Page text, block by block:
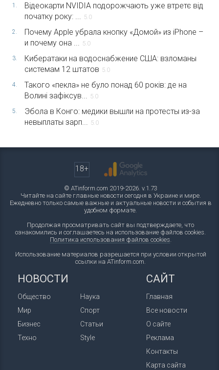
1.
Відеокарти NVIDIA подорожчають уже втретє від
початку року: ...
5.0
2.
Почему Apple убрала кнопку «Домой» из iPhone –
и почему она ...
5.0
3.
Кибератаки на водоснабжение США: взломаны
системам 12 штатов 5.0
4.
Такого «пекла» не було понад 60 років: де на
Волині зафіксув...
5.0
5.
Эбола в Конго: медики вышли на протесты из-за
невыплаты зарп...
5.0
18+
© ATinform.com 2019-2026. v.1.73
Читайте на сайте главные новости сегодня в Украине и мире.
Ежедневно только самые важные и актуальные новости и события в
удобном формате.
Продолжая просматривать сайт вы подтверждаете, что
ознакомились и соглашаетесь на использование файлов cookies.
Политика использования файлов cookies
Использование материалов разрешается при условии открытой
ссылки на ATinform.com.
НОВОСТИ
Общество
Мир
Бизнес
Техно
Наука
Спорт
Статьи
Style
САЙТ
Главная
Все новости
О сайте
Реклама
Контакты
Карта сайта